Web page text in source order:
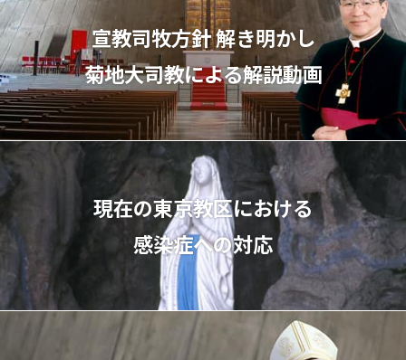
宣教司牧⽅針 解き明かし
菊地⼤司教による解説動画
現在の東京教区における
感染症への対応